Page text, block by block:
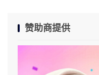
赞助商提供